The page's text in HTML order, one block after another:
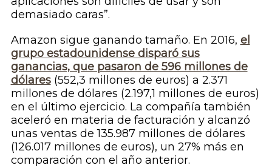
demasiado caras”.
Amazon sigue ganando tamaño. En 2016, el
grupo estadounidense disparó sus
ganancias, que pasaron de 596 millones de
dólares(552,3 millones de euros) a 2.371
millones de dólares (2.197,1 millones de euros)
en el último ejercicio. La compañía también
aceleró en materia de facturación y alcanzó
unas ventas de 135.987 millones de dólares
(126.017 millones de euros), un 27% más en
comparación con el año anterior.